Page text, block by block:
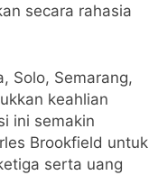
secara rahasia
Solo, Semarang,
keahlian
ini semakin
Brookfield untuk
serta uang